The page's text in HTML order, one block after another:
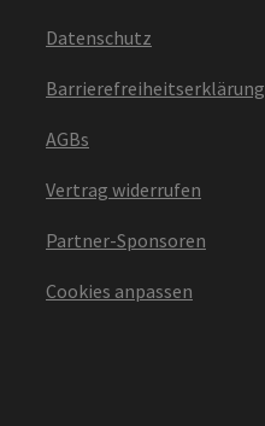
Datenschutz
Barrierefreiheitserklärung
AGBs
Vertrag widerrufen
Partner-Sponsoren
Cookies anpassen